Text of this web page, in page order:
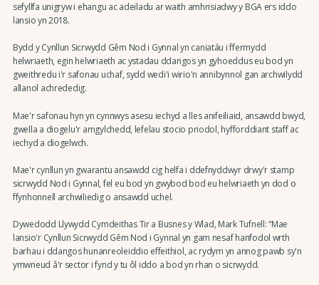
sefyllfa unigryw i ehangu ac adeiladu ar waith amhrisiadwy y BGA ers iddo
lansio yn 2018.
Bydd y Cynllun Sicrwydd Gêm Nod i Gynnal yn caniatáu i ffermydd
helwriaeth, egin helwriaeth ac ystadau ddangos yn gyhoeddus eu bod yn
gweithredu i'r safonau uchaf, sydd wedi'i wirio'n annibynnol gan archwilydd
allanol achrededig.
Mae'r safonau hyn yn cynnwys asesu iechyd a lles anifeiliaid, ansawdd bwyd,
gwella a diogelu'r amgylchedd, lefelau stocio priodol, hyfforddiant staff ac
iechyd a diogelwch.
Mae'r cynllun yn gwarantu ansawdd cig helfa i ddefnyddwyr drwy'r stamp
sicrwydd Nod i Gynnal, fel eu bod yn gwybod bod eu helwriaeth yn dod o
ffynhonnell archwiliedig o ansawdd uchel.
Dywedodd Llywydd Cymdeithas Tir a Busnes y Wlad, Mark Tufnell: “Mae
lansio'r Cynllun Sicrwydd Gêm Nod i Gynnal yn gam nesaf hanfodol wrth
barhau i ddangos hunanreoleiddio effeithiol, ac rydym yn annog pawb sy'n
ymwneud â'r sector i fynd y tu ôl iddo a bod yn rhan o sicrwydd.